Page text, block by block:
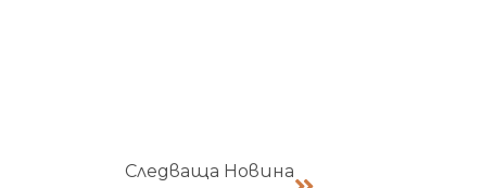
Следваща Новина